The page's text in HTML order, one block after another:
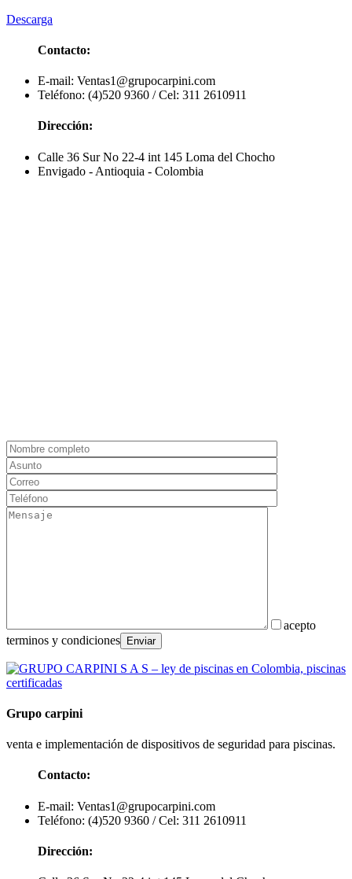
Descarga
Contacto:
E-mail: Ventas1@grupocarpini.com
Teléfono: (4)520 9360 / Cel: 311 2610911
Dirección:
Calle 36 Sur No 22-4 int 145 Loma del Chocho
Envigado - Antioquia - Colombia
acepto
terminos y condiciones
Grupo carpini
venta e implementación de dispositivos de seguridad para piscinas.
Contacto:
E-mail: Ventas1@grupocarpini.com
Teléfono: (4)520 9360 / Cel: 311 2610911
Dirección: